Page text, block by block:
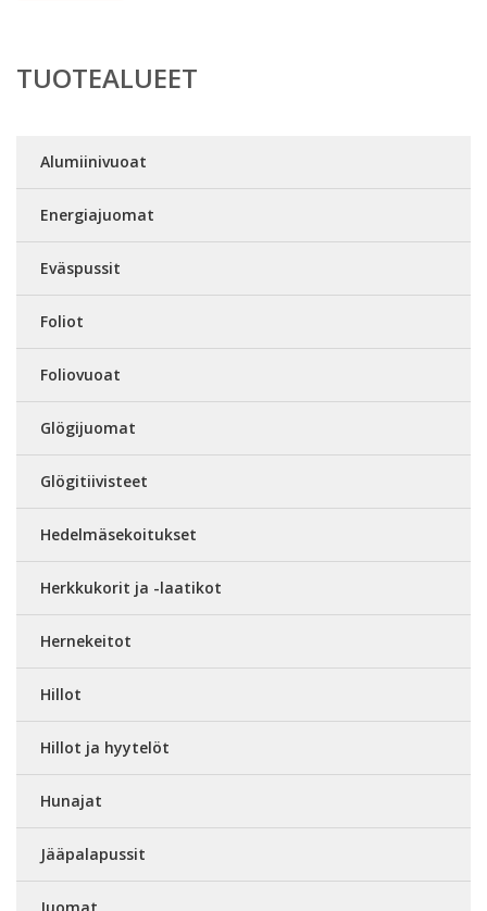
TUOTEALUEET
Alumiinivuoat
Energiajuomat
Eväspussit
Foliot
Foliovuoat
Glögijuomat
Glögitiivisteet
Hedelmäsekoitukset
Herkkukorit ja -laatikot
Hernekeitot
Hillot
Hillot ja hyytelöt
Hunajat
Jääpalapussit